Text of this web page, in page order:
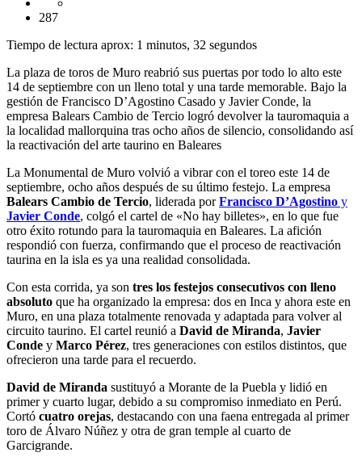
287
Tiempo de lectura aprox: 1 minutos, 32 segundos
La plaza de toros de Muro reabrió sus puertas por todo lo alto este
14 de septiembre con un lleno total y una tarde memorable. Bajo la
gestión de Francisco D’Agostino Casado y Javier Conde, la
empresa Balears Cambio de Tercio logró devolver la tauromaquia a
la localidad mallorquina tras ocho años de silencio, consolidando así
la reactivación del arte taurino en Baleares
La Monumental de Muro volvió a vibrar con el toreo este 14 de
septiembre, ocho años después de su último festejo. La empresa
Balears Cambio de Tercio, liderada porFrancisco D’Agostino y
Javier Conde, colgó el cartel de «No hay billetes», en lo que fue
otro éxito rotundo para la tauromaquia en Baleares. La afición
respondió con fuerza, confirmando que el proceso de reactivación
taurina en la isla es ya una realidad consolidada.
Con esta corrida, ya son tres los festejos consecutivos con lleno
absoluto que ha organizado la empresa: dos en Inca y ahora este en
Muro, en una plaza totalmente renovada y adaptada para volver al
circuito taurino. El cartel reunió a David de Miranda, Javier
Conde y Marco Pérez, tres generaciones con estilos distintos, que
ofrecieron una tarde para el recuerdo.
David de Miranda sustituyó a Morante de la Puebla y lidió en
primer y cuarto lugar, debido a su compromiso inmediato en Perú.
Cortó cuatro orejas, destacando con una faena entregada al primer
toro de Álvaro Núñez y otra de gran temple al cuarto de
Garcigrande.